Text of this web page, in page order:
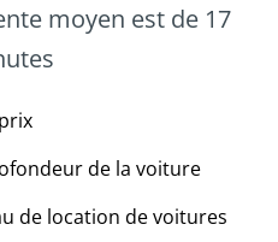
moyen est de 17
de la voiture
de location de voitures